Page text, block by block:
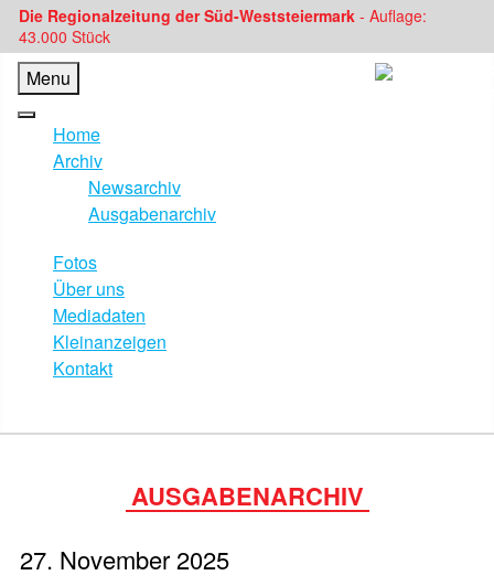
Die Regionalzeitung der Süd-Weststeiermark - Auflage:
43.000 Stück
Menu
Home
Archiv
Newsarchiv
Ausgabenarchiv
Fotos
Über uns
Mediadaten
Kleinanzeigen
Kontakt
AUSGABENARCHIV
27. November 2025